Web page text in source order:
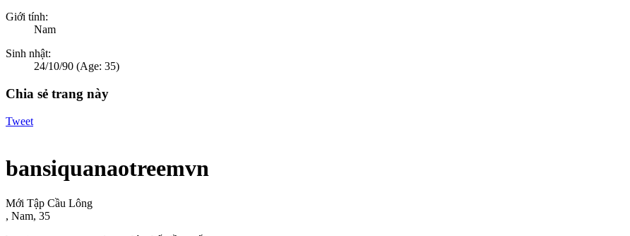
Giới tính:
Nam
Sinh nhật:
24/10/90 (Age: 35)
Chia sẻ trang này
Tweet
bansiquanaotreemvn
Mới Tập Cầu Lông
, Nam, 35